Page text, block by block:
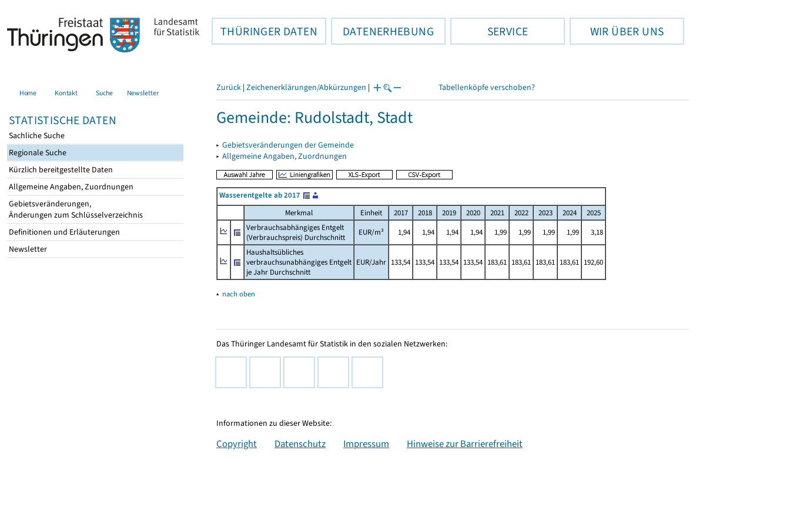
THÜRINGER DATEN DATENERHEBUNG SERVICE WIR ÜBER UNS
Home Kontakt Suche Newsletter
STATISTISCHE DATEN
Sachliche Suche
Regionale Suche
Kürzlich bereitgestellte Daten
Allgemeine Angaben, Zuordnungen
Gebietsveränderungen,
Änderungen zum Schlüsselverzeichnis
Definitionen und Erläuterungen
Newsletter
Zurück | Zeichenerklärungen/Abkürzungen | Tabellenköpfe verschoben?
Gemeinde: Rudolstadt, Stadt
▸ Gebietsveränderungen der Gemeinde
▸ Allgemeine Angaben, Zuordnungen
Wasserentgelte ab 2017
Merkmal
Einheit 2017 2018 2019 2020 2021 2022 2023 2024
2025
Verbrauchsabhängiges Entgelt
(Verbrauchspreis) Durchschnitt
EUR/m³ 1,94 1,94 1,94 1,94 1,99 1,99 1,99 1,99
3,18
Haushaltsübliches
verbrauchsunabhängiges Entgelt
je Jahr Durchschnitt
EUR/Jahr 133,54 133,54 133,54 133,54 183,61 183,61 183,61 183,61 192,60
▴ nach oben
Das Thüringer Landesamt für Statistik in den sozialen Netzwerken:
Informationen zu dieser Website:
Copyright Datenschutz Impressum Hinweise zur Barrierefreiheit